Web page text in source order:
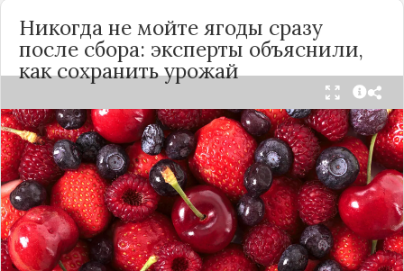
Никогда не мойте ягоды сразу
после сбора: эксперты объяснили,
как сохранить урожай
Мытьё ягод сразу после сбора может обернуться
полной потерей урожая. Как отмечает канал
«Сделай сам», на поверхности плодов есть
естественный восковой налёт, который играет
роль природного барьера. Он защищает ягоды
от пересыхания, бактерий и плесени. При
смывании этого слоя плоды быстро начинают
темнеть, покрываться налётом и терять вкус.